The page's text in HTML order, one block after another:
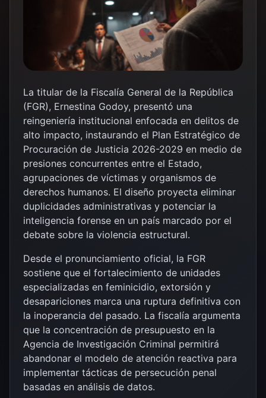
La titular de la Fiscalía General de la República
(FGR), Ernestina Godoy, presentó una
reingeniería institucional enfocada en delitos de
alto impacto, instaurando el Plan Estratégico de
Procuración de Justicia 2026-2029 en medio de
presiones concurrentes entre el Estado,
agrupaciones de víctimas y organismos de
derechos humanos. El diseño proyecta eliminar
duplicidades administrativas y potenciar la
inteligencia forense en un país marcado por el
debate sobre la violencia estructural.
Desde el pronunciamiento oficial, la FGR
sostiene que el fortalecimiento de unidades
especializadas en feminicidio, extorsión y
desapariciones marca una ruptura definitiva con
la inoperancia del pasado. La fiscalía argumenta
que la concentración de presupuesto en la
Agencia de Investigación Criminal permitirá
abandonar el modelo de atención reactiva para
implementar tácticas de persecución penal
basadas en análisis de datos.